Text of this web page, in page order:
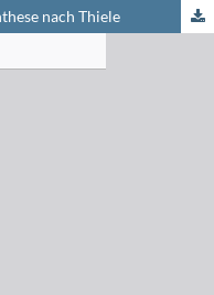
nach Thiele